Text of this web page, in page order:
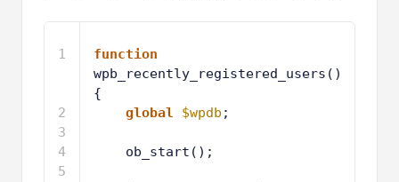
1
2
3
4
5
function
wpb_recently_registered_users()
{
global
$wpdb ;
ob_start();